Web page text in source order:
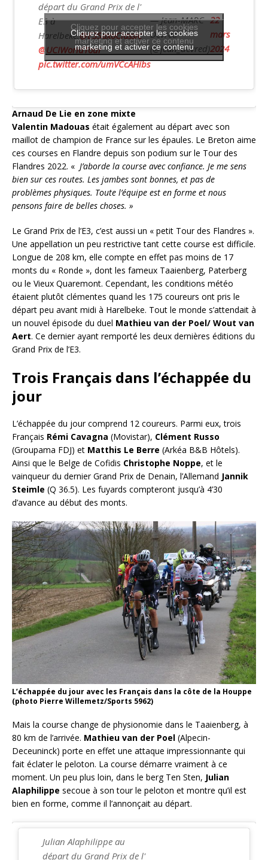
départ du Grand Prix de l'
E3 à
Harelbeke.@E3SaxoClassic
@UCIWorldTour
pic.twitter.com/umVCcAHibs
— Jean-MARC
Devred
(@jean_devred)
22
mars
2024
Cliquez pour accepter les cookies
marketing et activer ce contenu
Cliquez pour accepter les cookies
marketing et activer ce contenu
Arnaud De Lie en zone mixte
Valentin Madouas était également au départ avec son
maillot de champion de France sur les épaules. Le Breton aime
ces courses en Flandre depuis son podium sur le Tour des
Flandres 2022. « J’aborde la course avec confiance. Je me sens
bien sur ces routes. Les jambes sont bonnes, et pas de
problèmes physiques. Toute l’équipe est en forme et nous
pensons faire de belles choses. »
Le Grand Prix de l’E3, c’est aussi un « petit Tour des Flandres ».
Une appellation un peu restrictive tant cette course est difficile.
Longue de 208 km, elle compte en effet pas moins de 17
monts du « Ronde », dont les fameux Taaienberg, Paterberg
ou le Vieux Quaremont. Cependant, les conditions météo
étaient plutôt clémentes quand les 175 coureurs ont pris le
départ peu avant midi à Harelbeke. Tout le monde s’attendait à
un nouvel épisode du duel Mathieu van der Poel/ Wout van
Aert. Ce dernier ayant remporté les deux dernières éditions du
Grand Prix de l’E3.
Trois Français dans l’échappée du
jour
L’échappée du jour comprend 12 coureurs. Parmi eux, trois
Français Rémi Cavagna (Movistar), Clément Russo
(Groupama FDJ) et Matthis Le Berre (Arkéa B&B Hôtels).
Ainsi que le Belge de Cofidis Christophe Noppe, et le
vainqueur du dernier Grand Prix de Denain, l’Allemand Jannik
Steimle (Q 36.5). Les fuyards compteront jusqu’à 4’30
d’avance au début des monts.
L’échappée du jour avec les Français dans la côte de la Houppe
(photo Pierre Willemetz/Sports 5962)
Mais la course change de physionomie dans le Taaienberg, à
80 km de l’arrivée. Mathieu van der Poel (Alpecin-
Deceuninck) porte en effet une attaque impressionnante qui
fait éclater le peloton. La course démarre vraiment à ce
moment. Un peu plus loin, dans le berg Ten Sten, Julian
Alaphilippe secoue à son tour le peloton et montre qu’il est
bien en forme, comme il l’annonçait au départ.
Julian Alaphilippe au
départ du Grand Prix de l'